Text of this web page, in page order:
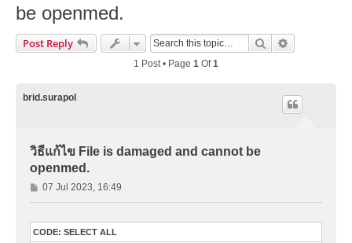
be openmed.
Post Reply Search
1 Post • Page 1 Of1
brid.surapol
วิธีแก้ไข File is damaged and cannot be
openmed.
P
o
t
07 Jul 2023, 16:49
CODE: SELECT ALL